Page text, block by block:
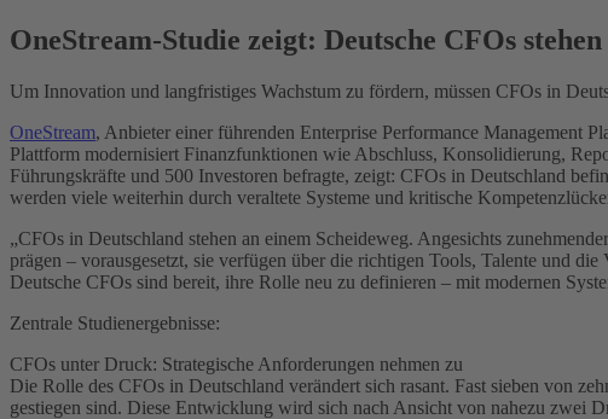
OneStream-Studie zeigt: Deutsche CFOs
Um Innovation und langfristiges Wachstum zu fördern, müssen CFOs in
OneStream, Anbieter einer führenden Enterprise Performance Management
Plattform modernisiert Finanzfunktionen wie Abschluss, Konsolidierung,
Führungskräfte und 500 Investoren befragte, zeigt: CFOs in Deutschland
werden viele weiterhin durch veraltete Systeme und kritische
„CFOs in Deutschland stehen an einem Scheideweg. Angesichts
prägen – vorausgesetzt, sie verfügen über die richtigen Tools, Talente und
Deutsche CFOs sind bereit, ihre Rolle neu zu definieren – mit modernen
Zentrale Studienergebnisse:
CFOs unter Druck: Strategische Anforderungen nehmen zu
Die Rolle des CFOs in Deutschland verändert sich rasant. Fast sieben von
gestiegen sind. Diese Entwicklung wird sich nach Ansicht von nahezu zwei